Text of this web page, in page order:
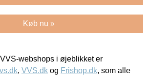
Køb nu »
webshops i øjeblikket er
, VVS.dk og Frishop.dk, som alle